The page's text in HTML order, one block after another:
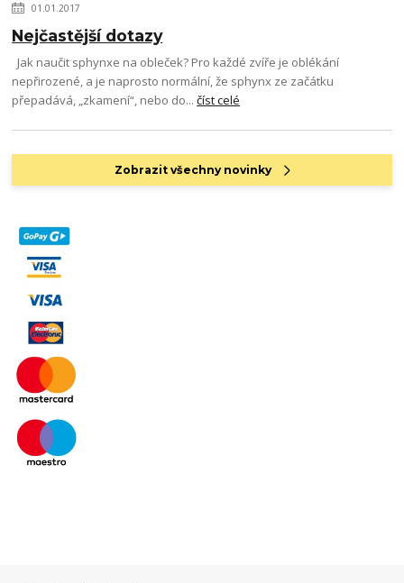
01.01.2017
Nejčastější dotazy
Jak naučit sphynxe na obleček? Pro každé zvíře je oblékání
nepřirozené, a je naprosto normální, že sphynx ze začátku
přepadává, „zkamení“, nebo do...číst celé
Zobrazit všechny novinky